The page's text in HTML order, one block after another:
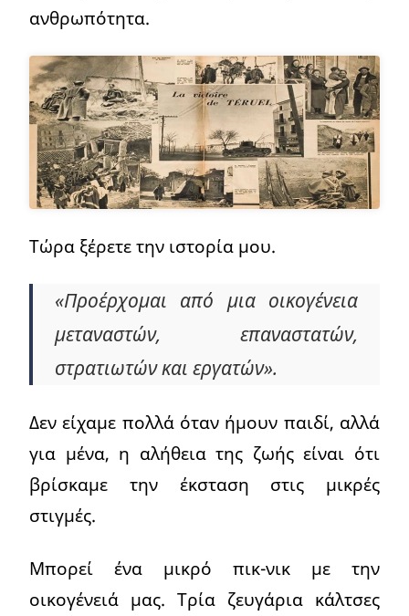
ανθρωπότητα.
Τώρα ξέρετε την ιστορία μου.
«Προέρχομαι από μια οικογένεια
μεταναστών, επαναστατών,
στρατιωτών και εργατών».
Δεν είχαμε πολλά όταν ήμουν παιδί, αλλά
για μένα, η αλήθεια της ζωής είναι ότι
βρίσκαμε την έκσταση στις μικρές
στιγμές.
Μπορεί ένα μικρό πικ-νικ με την
οικογένειά μας. Τρία ζευγάρια κάλτσες